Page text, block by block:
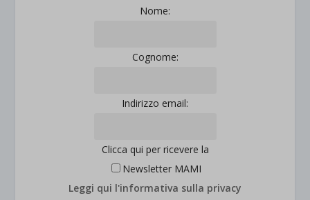
Nome:
Cognome:
Indirizzo email:
Clicca qui per ricevere la
Newsletter MAMI
Leggi qui l'informativa sulla privacy